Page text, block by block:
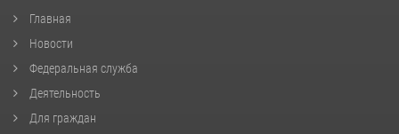
Главная
Новости
Федеральная служба
Деятельность
Для граждан